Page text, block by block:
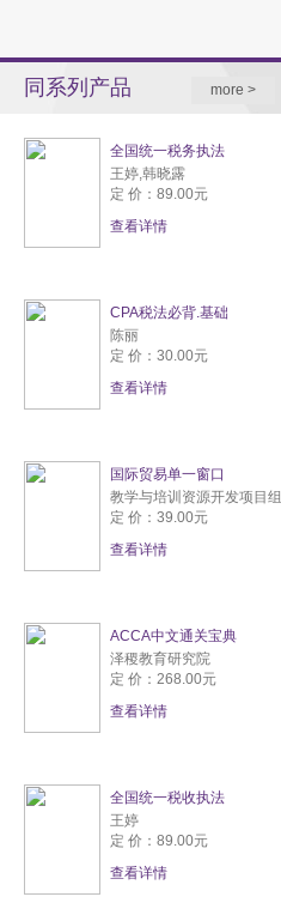
同系列产品 more >
全国统一税务执法
王婷,韩晓露
定 价：89.00元
查看详情
CPA税法必背.基础
陈丽
定 价：30.00元
查看详情
国际贸易单一窗口
教学与培训资源开发项目组
定 价：39.00元
查看详情
ACCA中文通关宝典
泽稷教育研究院
定 价：268.00元
查看详情
全国统一税收执法
王婷
定 价：89.00元
查看详情